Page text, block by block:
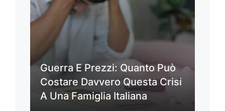
Guerra E Prezzi: Quanto Può
Costare Davvero Questa Crisi
A Una Famiglia Italiana